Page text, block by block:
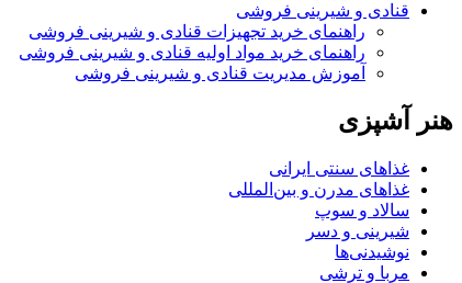
قنادی و شیرینی فروشی
راهنمای خرید تجهیزات قنادی و شیرینی فروشی
راهنمای خرید مواد اولیه قنادی و شیرینی فروشی
آموزش مدیریت قنادی و شیرینی فروشی
هنر آشپزی
غذاهای سنتی ایرانی
غذاهای مدرن و بین‌المللی
سالاد و سوپ
شیرینی و دسر
نوشیدنی‌ها
مربا و ترشی